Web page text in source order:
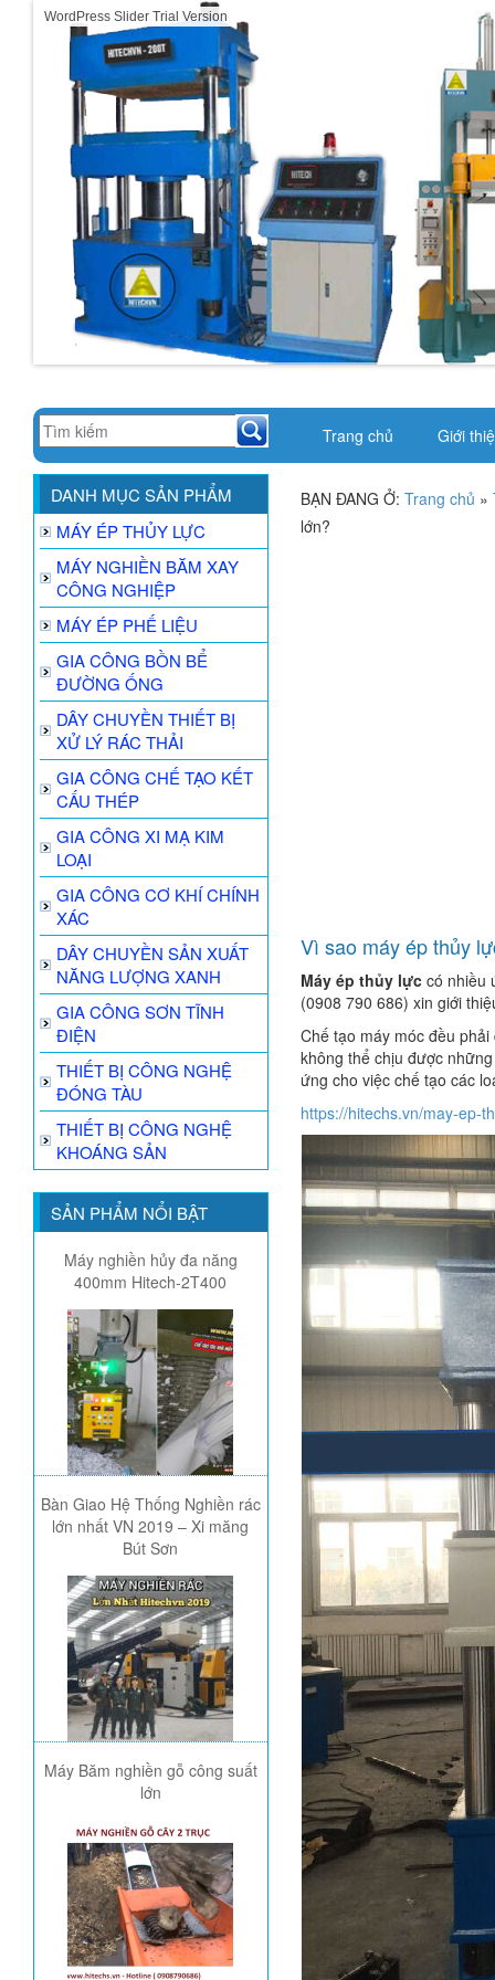
WordPress Slider Trial Version
Trang chủ Giới
DANH MỤC SẢN PHẨM
MÁY ÉP THỦY LỰC
MÁY NGHIỀN BĂM XAY
CÔNG NGHIỆP
MÁY ÉP PHẾ LIỆU
GIA CÔNG BỒN BỂ
ĐƯỜNG ỐNG
DÂY CHUYỀN THIẾT BỊ
XỬ LÝ RÁC THẢI
GIA CÔNG CHẾ TẠO KẾT
CẤU THÉP
GIA CÔNG XI MẠ KIM
LOẠI
GIA CÔNG CƠ KHÍ CHÍNH
XÁC
DÂY CHUYỀN SẢN XUẤT
NĂNG LƯỢNG XANH
GIA CÔNG SƠN TĨNH
ĐIỆN
THIẾT BỊ CÔNG NGHỆ
ĐÓNG TÀU
THIẾT BỊ CÔNG NGHỆ
KHOÁNG SẢN
SẢN PHẨM NỔI BẬT
Máy nghiền hủy đa năng
400mm Hitech-2T400
Bàn Giao Hệ Thống Nghiền rác
lớn nhất VN 2019 – Xi măng
Bút Sơn
Máy Băm nghiền gỗ công suất
lớn
BẠN ĐANG Ở:Trang chủ »
lớn?
Vì sao máy ép thủy
Máy ép thủy lực có nhiều
(0908 790 686) xin giới
Chế tạo máy móc đều
không thể chịu đư­ợc
ứng cho việc chế tạo các
https://hitechs.vn/may-ep-